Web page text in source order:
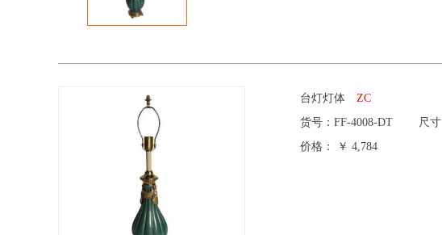
台灯灯体
ZC
货号： FF-4008-DT 尺寸
价格：
￥ 4,784